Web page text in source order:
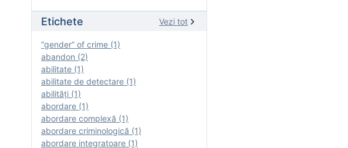
Etichete Vezi tot
“gender” of crime (1)
abandon (2)
abilitate (1)
abilitate de detectare (1)
abilităţi (1)
abordare (1)
abordare complexă (1)
abordare criminologică (1)
abordare integratoare (1)